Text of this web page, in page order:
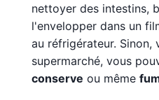
nettoyer des intestins,
l'envelopper dans un
au réfrigérateur. Sinon,
supermarché, vous
conserve ou même